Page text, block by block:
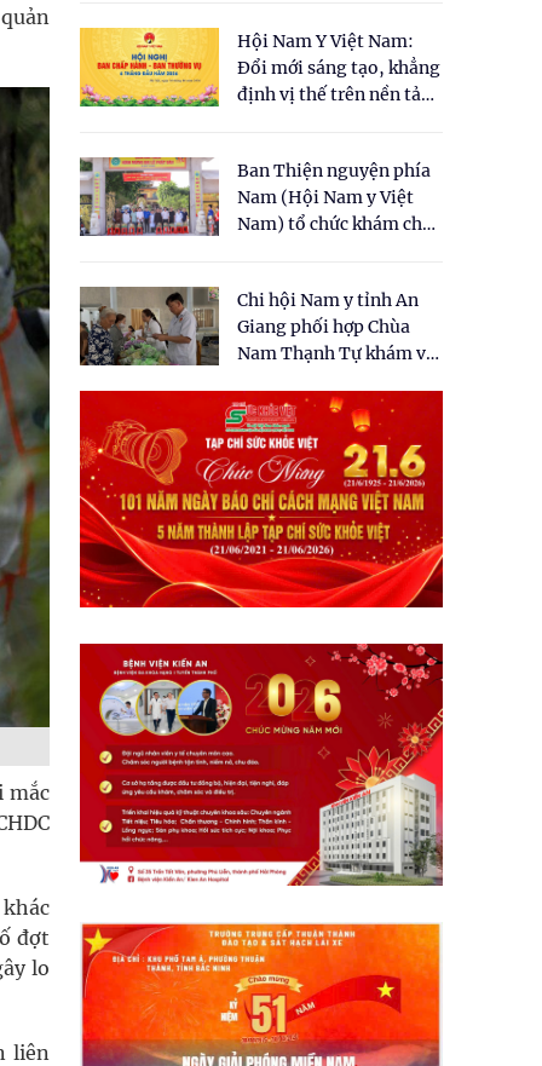
mắc
đợt
lo
liên
Hội Nam Y Việt Nam:
Đổi mới sáng tạo, khẳng
định vị thế trên nền tảng
Ban Thiện nguyện phía
Nam (Hội Nam y Việt
Nam) tổ chức khám chữa
dân tại xã Tân Tập
Chi hội Nam y tỉnh An
Giang phối hợp Chùa
Nam Thạnh Tự khám và
nhân dân